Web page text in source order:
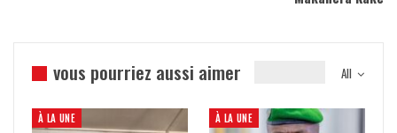
All
vous pourriez aussi aimer
À LA UNE À LA UNE